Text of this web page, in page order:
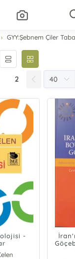
GYY:Şebnem Çiler
2
-